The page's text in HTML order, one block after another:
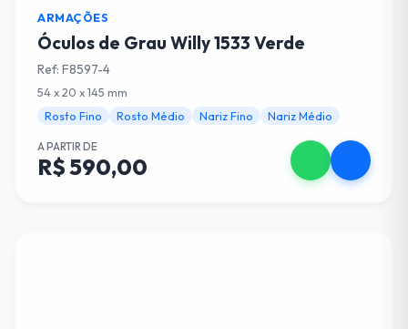
ARMAÇÕES
Óculos de Grau Willy 1533 Verde
Ref: F8597-4
54 x 20 x 145 mm
Rosto Fino
Rosto Médio Nariz Fino Nariz Médio
A PARTIR DE
R$ 590,00